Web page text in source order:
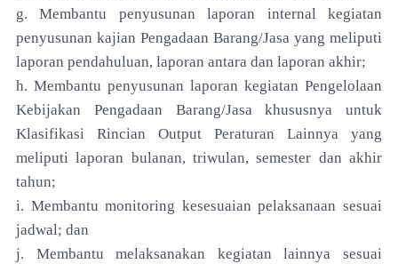
g. Membantu penyusunan laporan internal kegiatan
penyusunan kajian Pengadaan Barang/Jasa yang meliputi
laporan pendahuluan, laporan antara dan laporan akhir;
h. Membantu penyusunan laporan kegiatan Pengelolaan
Kebijakan Pengadaan Barang/Jasa khususnya untuk
Klasifikasi Rincian Output Peraturan Lainnya yang
meliputi laporan bulanan, triwulan, semester dan akhir
tahun;
i. Membantu monitoring kesesuaian pelaksanaan sesuai
jadwal; dan
j. Membantu melaksanakan kegiatan lainnya sesuai